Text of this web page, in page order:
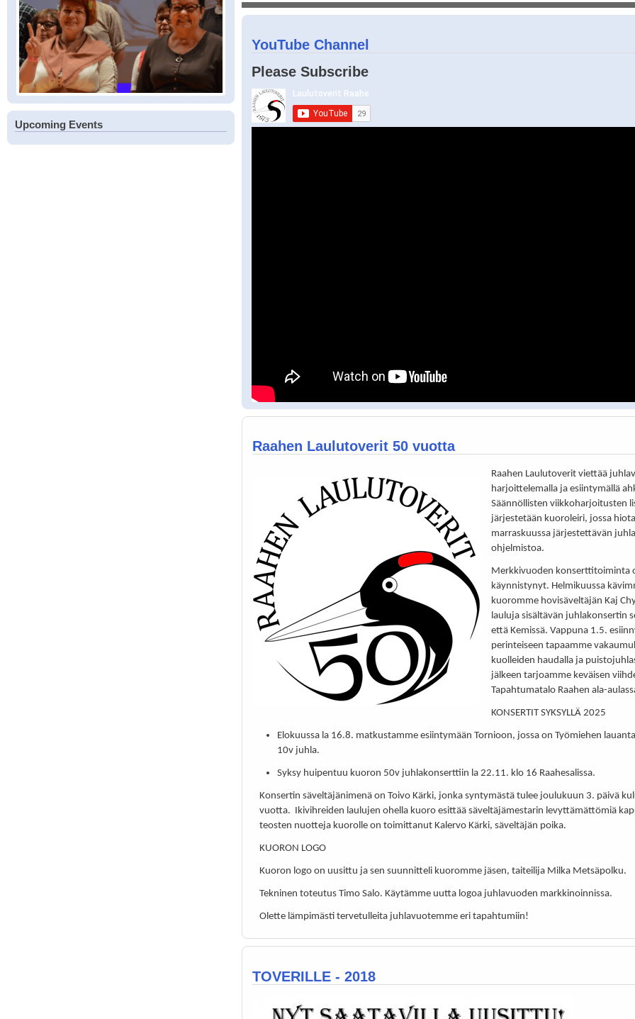
YouTube Channel
Please Subscribe
Raahen Laulutoverit 50 vuotta
Raahen Laulutoverit viettää
harjoittelemalla ja esiintymällä
Säännöllisten viikkoharjoitusten
järjestetään kuoroleiri, jossa
marraskuussa järjestettävän
ohjelmistoa.
Merkkivuoden konserttitoiminta
käynnistynyt. Helmikuussa
kuoromme hovisäveltäjän Kaj
lauluja sisältävän juhlakonsertin
että Kemissä. Vappuna 1.5.
perinteiseen tapaamme
kuolleiden haudalla ja
jälkeen tarjoamme keväisen
Tapahtumatalo Raahen ala-
KONSERTIT SYKSYLLÄ 2025
Elokuussa la 16.8. matkustamme esiintymään Tornioon, jossa on Työmiehen
10v juhla.
Syksy huipentuu kuoron 50v juhlakonserttiin la 22.11. klo 16 Raahesalissa.
Konsertin säveltäjänimenä on Toivo Kärki, jonka syntymästä tulee joulukuun 3. päivä
vuotta. Ikivihreiden laulujen ohella kuoro esittää säveltäjämestarin levyttämättömiä
teosten nuotteja kuorolle on toimittanut Kalervo Kärki, säveltäjän poika.
KUORON LOGO
Kuoron logo on uusittu ja sen suunnitteli kuoromme jäsen, taiteilija Milka Metsäpolku.
Tekninen toteutus Timo Salo. Käytämme uutta logoa juhlavuoden markkinoinnissa.
Olette lämpimästi tervetulleita juhlavuotemme eri tapahtumiin!
TOVERILLE - 2018
Upcoming Events